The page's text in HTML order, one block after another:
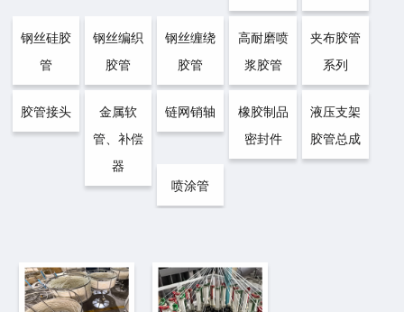
钢丝硅胶
管
钢丝编织
胶管
钢丝缠绕
胶管
高耐磨喷
浆胶管
夹布胶管
系列
胶管接头
金属软
管、补偿
器
链网销轴
橡胶制品
密封件
液压支架
胶管总成
喷涂管